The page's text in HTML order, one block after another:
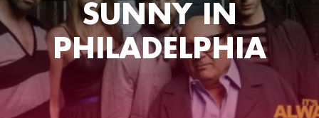
SUNNY IN
PHILADELPHIA